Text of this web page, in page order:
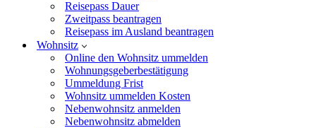
Reisepass Dauer
Zweitpass beantragen
Reisepass im Ausland beantragen
Wohnsitz
Online den Wohnsitz ummelden
Wohnungsgeberbestätigung
Ummeldung Frist
Wohnsitz ummelden Kosten
Nebenwohnsitz anmelden
Nebenwohnsitz abmelden